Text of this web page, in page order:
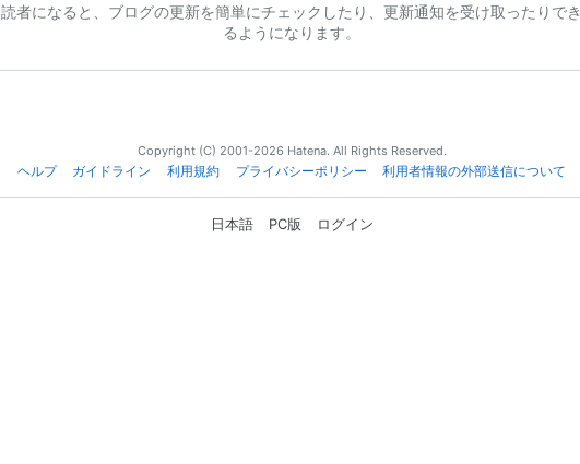
読者になると、ブログの更新を簡単にチェックしたり、更新通知を受け取ったりでき
るようになります。
Copyright (C) 2001-2026 Hatena. All Rights Reserved.
ヘルプ
ガイドライン 利用規約 プライバシーポリシー 利用者情報の外部送信について
日本語 PC版 ログイン